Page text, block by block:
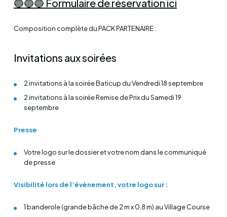
🔵🔵🔵 Formulaire de réservation ici
Composition complète du PACK PARTENAIRE :
Invitations aux soirées
2 invitations à la soirée Baticup du Vendredi 18 septembre
2 invitations à la soirée Remise de Prix du Samedi 19
septembre
Presse
Votre logo sur le dossier et votre nom dans le communiqué
de presse
Visibilité lors de l’évènement, votre logo sur :
1 banderole (grande bâche de 2 m x 0,8 m) au Village Course